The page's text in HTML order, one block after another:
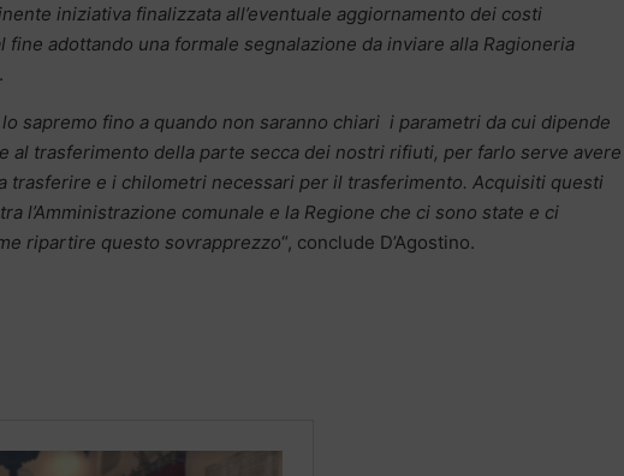
iniziativa finalizzata all’eventuale aggiornamento dei costi
adottando una formale segnalazione da inviare alla Ragioneria
sapremo fino a quando non saranno chiari i parametri da cui dipende
al trasferimento della parte secca dei nostri rifiuti, per farlo serve avere
trasferire e i chilometri necessari per il trasferimento. Acquisiti questi
l’Amministrazione comunale e la Regione che ci sono state e ci
ripartire questo sovrapprezzo“, conclude D’Agostino.